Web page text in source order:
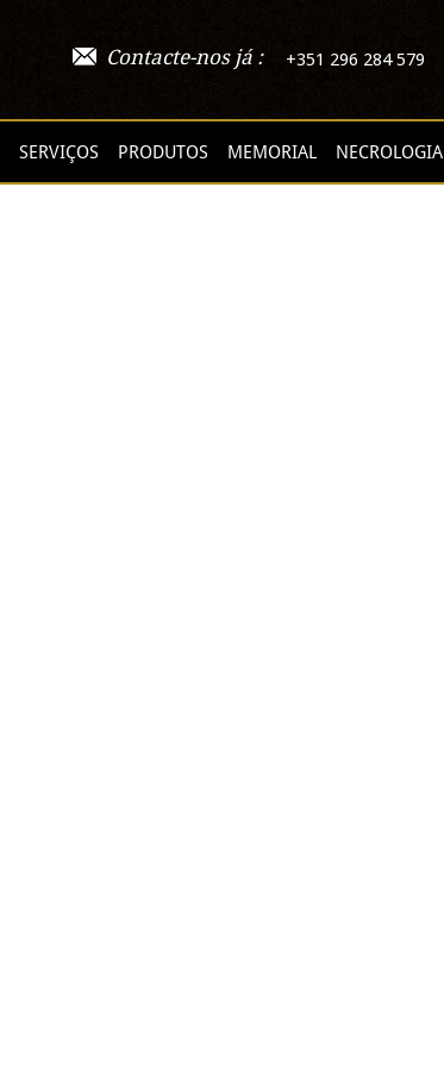
Contacte-nos já : +351 296 284 579
SERVIÇOS PRODUTOS MEMORIAL NECROLOGIA